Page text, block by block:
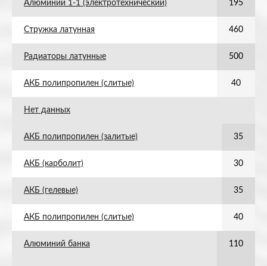
Алюминий 1-1 (электротехнический) 195
Стружка латунная 460
Радиаторы латунные 500
АКБ полипропилен (слитые) 40
Нет данных
АКБ полипропилен (залитые) 35
АКБ (карболит) 30
АКБ (гелевые) 35
АКБ полипропилен (слитые) 40
Алюминий банка 110